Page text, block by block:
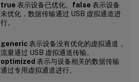
true 表示设备已优化。 false 表示设备
未优化，数据传输通过 USB 虚拟通道进
行。
generic表示设备没有优化的虚拟通道，
流量通过 USB 虚拟通道传输。
optimized 表示与设备相关的数据传输
通过专用虚拟通道进行。